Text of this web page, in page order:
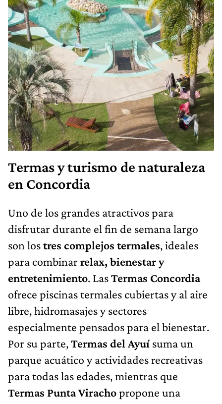
Termas y turismo de naturaleza
en Concordia
Uno de los grandes atractivos para
disfrutar durante el fin de semana largo
son lostres complejos termales, ideales
para combinar relax, bienestar y
entretenimiento. LasTermas Concordia
ofrece piscinas termales cubiertas y al aire
libre, hidromasajes y sectores
especialmente pensados para el bienestar.
Por su parte,Termas del Ayuísuma un
parque acuático y actividades recreativas
para todas las edades, mientras que
Termas Punta Virachopropone una